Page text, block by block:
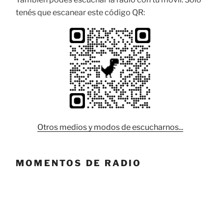
tenés que escanear este código QR:
Otros medios y modos de escucharnos...
MOMENTOS DE RADIO